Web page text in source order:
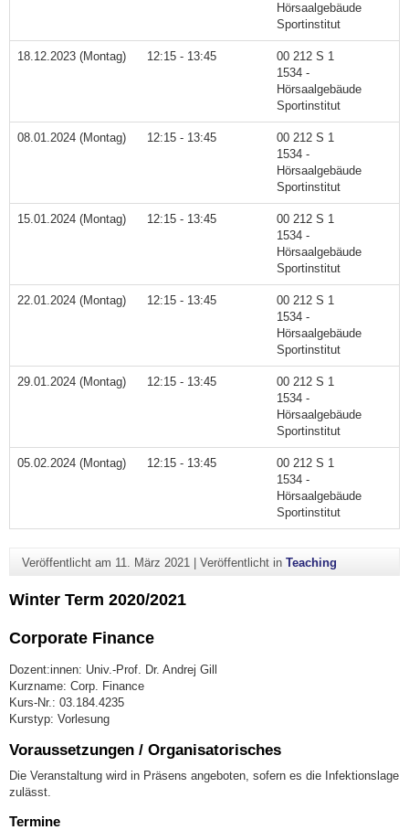
Hörsaalgebäude
Sportinstitut
18.12.2023 (Montag) 12:15 - 13:45
00 212 S 1
1534 -
Hörsaalgebäude
Sportinstitut
08.01.2024 (Montag) 12:15 - 13:45
00 212 S 1
1534 -
Hörsaalgebäude
Sportinstitut
15.01.2024 (Montag) 12:15 - 13:45
00 212 S 1
1534 -
Hörsaalgebäude
Sportinstitut
22.01.2024 (Montag) 12:15 - 13:45
00 212 S 1
1534 -
Hörsaalgebäude
Sportinstitut
29.01.2024 (Montag) 12:15 - 13:45
00 212 S 1
1534 -
Hörsaalgebäude
Sportinstitut
05.02.2024 (Montag) 12:15 - 13:45
00 212 S 1
1534 -
Hörsaalgebäude
Sportinstitut
Veröffentlicht am 11. März 2021 | Veröffentlicht in Teaching
Winter Term 2020/2021
Corporate Finance
Dozent:innen: Univ.-Prof. Dr. Andrej Gill
Kurzname: Corp. Finance
Kurs-Nr.: 03.184.4235
Kurstyp: Vorlesung
Voraussetzungen / Organisatorisches
Die Veranstaltung wird in Präsens angeboten, sofern es die Infektionslage
zulässt.
Termine